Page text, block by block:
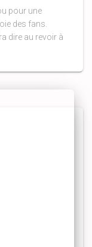
pour une
des fans.
dire au revoir à